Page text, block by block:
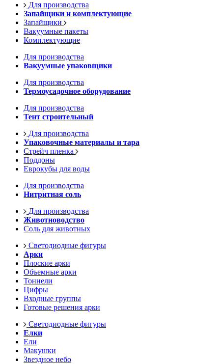
Для производства
Запайщики и комплектующие
Запайщики
Вакуумные пакеты
Комплектующие
Для производства
Вакуумные упаковщики
Для производства
Термоусадочное оборудование
Для производства
Тент строительный
Для производства
Упаковочные материалы и тара
Стрейч пленка
Поддоны
Еврокубы для воды
Для производства
Нитритная соль
Для производства
Животноводство
Соль для животных
Светодиодные фигуры
Арки
Плоские арки
Объемные арки
Тоннели
Цифры
Входные группы
Готовые решения арки
Светодиодные фигуры
Елки
Ели
Макушки
Звездное небо